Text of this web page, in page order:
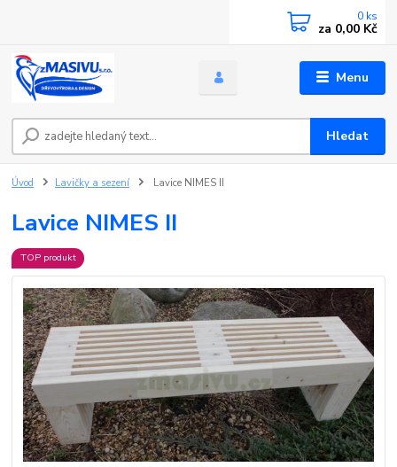
Menu
Hledat
0 ks
za 0,00 Kč
Úvod Lavičky a sezení Lavice NIMES II
Lavice NIMES II
TOP produkt